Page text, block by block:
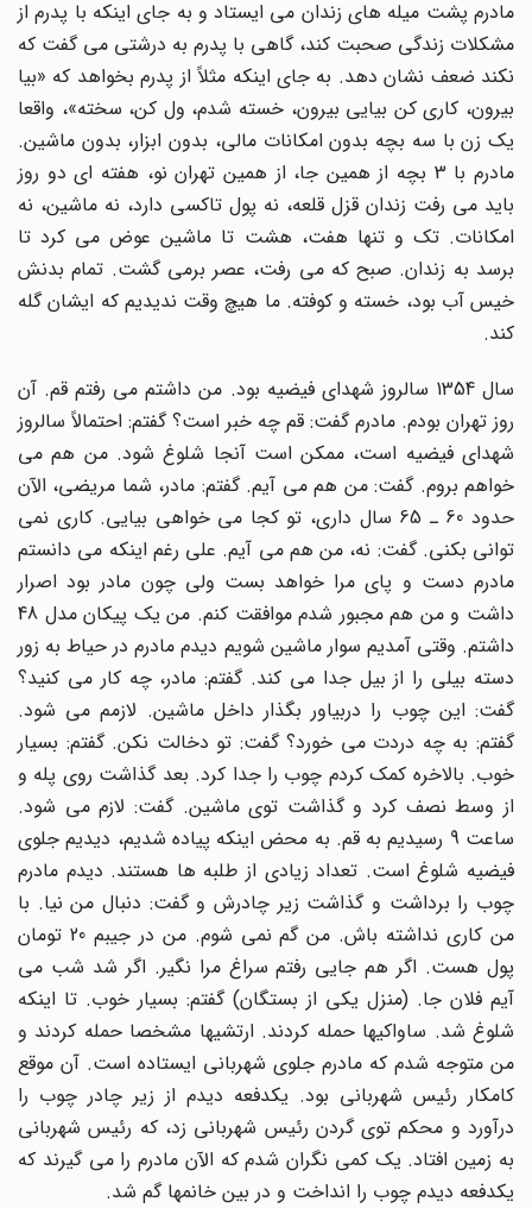
مادرم پشت میله های زندان می ایستاد و به جای اینکه با پدرم از
مشکلات زندگی صحبت کند، گاهی با پدرم به درشتی می گفت که
نکند ضعف نشان دهد. به جای اینکه مثلاً از پدرم بخواهد که «بیا
بیرون، کاری کن بیایی بیرون، خسته شدم، ول کن، سخته»، واقعا
یک زن با سه بچه بدون امکانات مالی، بدون ابزار، بدون ماشین.
مادرم با 3 بچه از همین جا، از همین تهران نو، هفته ای دو روز
باید می رفت زندان قزل قلعه، نه پول تاکسی دارد، نه ماشین، نه
امکانات. تک و تنها هفت، هشت تا ماشین عوض می کرد تا
برسد به زندان. صبح که می رفت، عصر برمی گشت. تمام بدنش
خیس آب بود، خسته و کوفته. ما هیچ وقت ندیدیم که ایشان گله
کند.
سال 1354 سالروز شهدای فیضیه بود. من داشتم می رفتم قم. آن
روز تهران بودم. مادرم گفت: قم چه خبر است؟ گفتم: احتمالاً سالروز
شهدای فیضیه است، ممکن است آنجا شلوغ شود. من هم می
خواهم بروم. گفت: من هم می آیم. گفتم: مادر، شما مریضی، الآن
حدود 60 ـ 65 سال داری، تو کجا می خواهی بیایی. کاری نمی
توانی بکنی. گفت: نه، من هم می آیم. علی رغم اینکه می دانستم
مادرم دست و پای مرا خواهد بست ولی چون مادر بود اصرار
داشت و من هم مجبور شدم موافقت کنم. من یک پیکان مدل 48
داشتم. وقتی آمدیم سوار ماشین شویم دیدم مادرم در حیاط به زور
دسته بیلی را از بیل جدا می کند. گفتم: مادر، چه کار می کنید؟
گفت: این چوب را دربیاور بگذار داخل ماشین. لازمم می شود.
گفتم: به چه دردت می خورد؟ گفت: تو دخالت نکن. گفتم: بسیار
خوب. بالاخره کمک کردم چوب را جدا کرد. بعد گذاشت روی پله و
از وسط نصف کرد و گذاشت توی ماشین. گفت: لازم می شود.
ساعت 9 رسیدیم به قم. به محض اینکه پیاده شدیم، دیدیم جلوی
فیضیه شلوغ است. تعداد زیادی از طلبه ها هستند. دیدم مادرم
چوب را برداشت و گذاشت زیر چادرش و گفت: دنبال من نیا. با
من کاری نداشته باش. من گم نمی شوم. من در جیبم 20 تومان
پول هست. اگر هم جایی رفتم سراغ مرا نگیر. اگر شد شب می
آیم فلان جا. (منزل یکی از بستگان) گفتم: بسیار خوب. تا اینکه
شلوغ شد. ساواکیها حمله کردند. ارتشیها مشخصا حمله کردند و
من متوجه شدم که مادرم جلوی شهربانی ایستاده است. آن موقع
کامکار رئیس شهربانی بود. یکدفعه دیدم از زیر چادر چوب را
درآورد و محکم توی گردن رئیس شهربانی زد، که رئیس شهربانی
به زمین افتاد. یک کمی نگران شدم که الآن مادرم را می گیرند که
یکدفعه دیدم چوب را انداخت و در بین خانمها گم شد.